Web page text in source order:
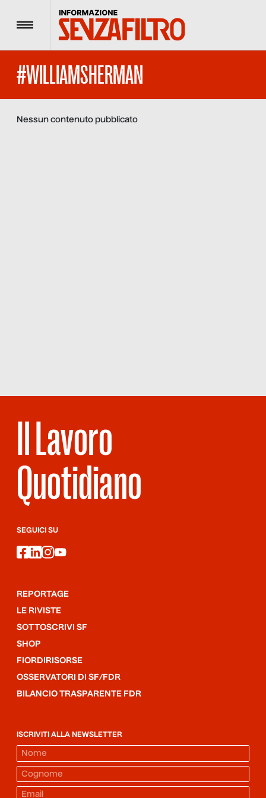
Menu
#WILLIAMSHERMAN
Nessun contenuto pubblicato
Il Lavoro
Quotidiano
SEGUICI SU
facebook
linkedin
instagram
youtube
REPORTAGE
LE RIVISTE
SOTTOSCRIVI SF
SHOP
FIORDIRISORSE
OSSERVATORI DI SF/FDR
BILANCIO TRASPARENTE FDR
ISCRIVITI ALLA NEWSLETTER